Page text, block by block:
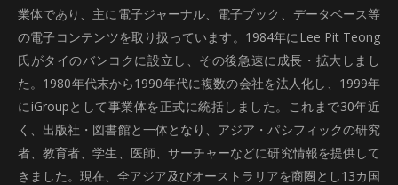
業体であり、主に電子ジャーナル、電子ブック、データベース等
の電子コンテンツを取り扱っています。1984年にLee Pit Teong
氏がタイのバンコクに設立し、その後急速に成長・拡大しまし
た。1980年代末から1990年代に複数の会社を法人化し、1999年
にiGroupとして事業体を正式に統括しました。これまで30年近
く、出版社・図書館と一体となり、アジア・パシフィックの研究
者、教育者、学生、医師、サーチャーなどに研究情報を提供して
きました。現在、全アジア及びオーストラリアを商圏とし13カ国